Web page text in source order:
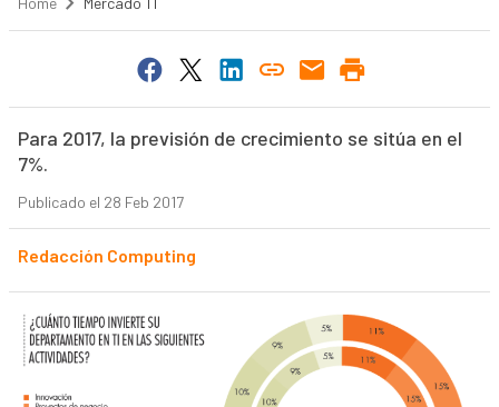
Para 2017, la previsión de crecimiento se sitúa en el
7%.
Publicado el 28 Feb 2017
Redacción Computing